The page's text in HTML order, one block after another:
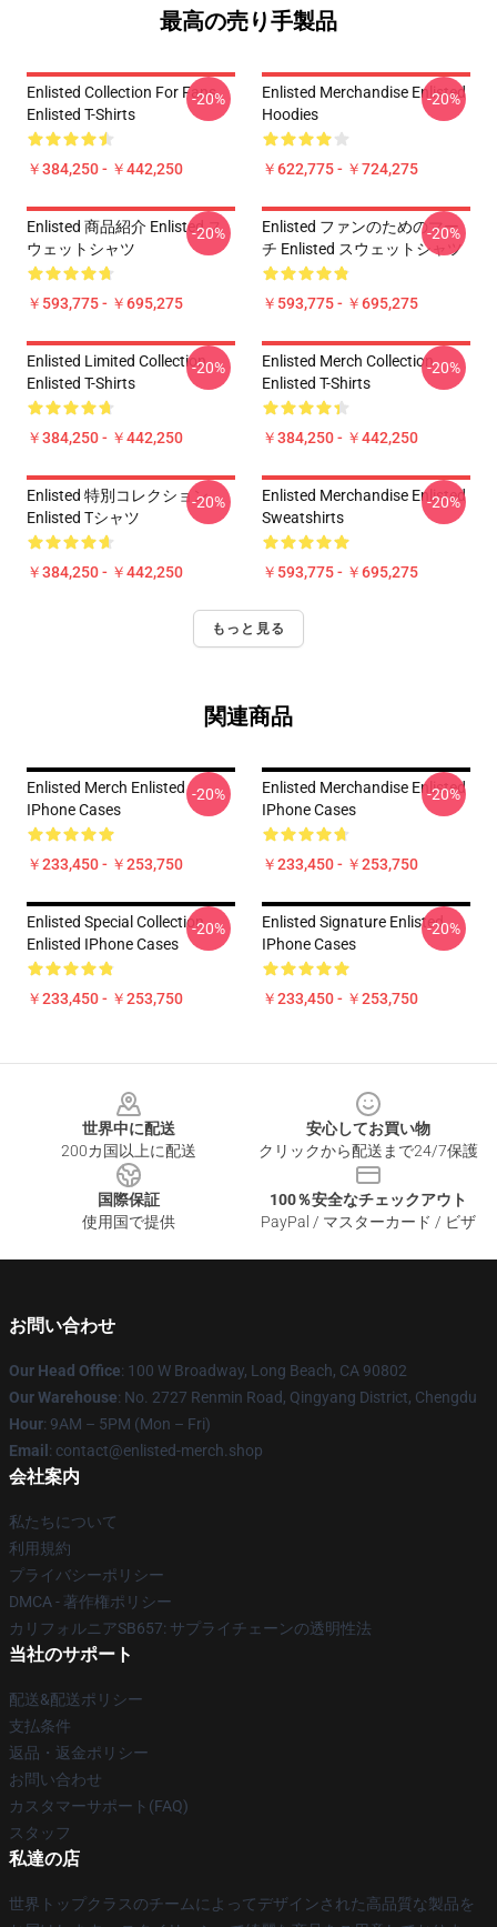
最高の売り手製品
Enlisted Collection For Fans
Enlisted T-Shirts
￥384,250 - ￥442,250
-20%
Enlisted Merchandise Enlisted
Hoodies
￥622,775 - ￥724,275
-20%
Enlisted 商品紹介 Enlisted ス
ウェットシャツ
￥593,775 - ￥695,275
-20%
Enlisted ファンのためのマー
チ Enlisted スウェットシャツ
￥593,775 - ￥695,275
-20%
Enlisted Limited Collection
Enlisted T-Shirts
￥384,250 - ￥442,250
-20%
Enlisted Merch Collection
Enlisted T-Shirts
￥384,250 - ￥442,250
-20%
Enlisted 特別コレクション
Enlisted Tシャツ
￥384,250 - ￥442,250
-20%
Enlisted Merchandise Enlisted
Sweatshirts
￥593,775 - ￥695,275
-20%
もっと見る
関連商品
Enlisted Merch Enlisted
IPhone Cases
￥233,450 - ￥253,750
-20%
Enlisted Merchandise Enlisted
IPhone Cases
￥233,450 - ￥253,750
-20%
Enlisted Special Collection
Enlisted IPhone Cases
￥233,450 - ￥253,750
-20%
Enlisted Signature Enlisted
IPhone Cases
￥233,450 - ￥253,750
-20%
世界中に配送
200カ国以上に配送
安心してお買い物
クリックから配送まで24/7保護
国際保証
使用国で提供
100％安全なチェックアウト
PayPal / マスターカード / ビザ
お問い合わせ
Our Head Office: 100 W Broadway, Long Beach, CA 90802
Our Warehouse: No. 2727 Renmin Road, Qingyang District, Chengdu
Hour: 9AM – 5PM (Mon – Fri)
Email : contact@enlisted-merch.shop
会社案内
私たちについて
利用規約
プライバシーポリシー
DMCA - 著作権ポリシー
カリフォルニアSB657: サプライチェーンの透明性法
当社のサポート
配送&配送ポリシー
支払条件
返品・返金ポリシー
お問い合わせ
カスタマーサポート(FAQ)
スタッフ
私達の店
世界トップクラスのチームによってデザインされた高品質な製品を